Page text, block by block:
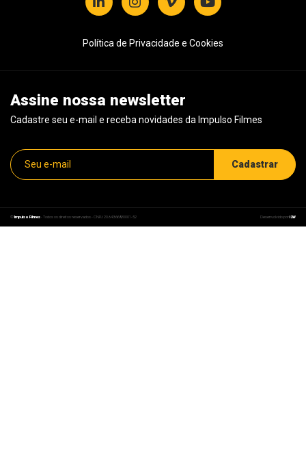
Política de Privacidade e Cookies
Assine nossa newsletter
Cadastre seu e-mail e receba novidades da Impulso Filmes
©Impulso Filmes- Todos os direitos reservados - CNPJ: 20.843.669/0001-52 Desenvolvido porI2W